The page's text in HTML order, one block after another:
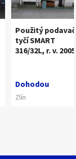
Použitý podavač
tyčí SMART
316/32L, r. v. 2005
Dohodou
Zlín